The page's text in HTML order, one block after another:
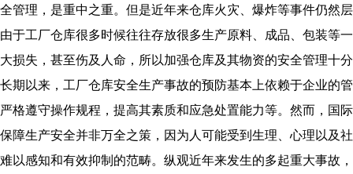
全管理，是重中之重。但是近年来仓库火灾、爆炸等事件仍然
由于工厂仓库很多时候往往存放很多生产原料、成品、包装等
大损失，甚至伤及人命，所以加强仓库及其物资的安全管理十
长期以来，工厂仓库安全生产事故的预防基本上依赖于企业的
严格遵守操作规程，提高其素质和应急处置能力等。然而，国
保障生产安全并非万全之策，因为人可能受到生理、心理以及
难以感知和有效抑制的范畴。纵观近年来发生的多起重大事故